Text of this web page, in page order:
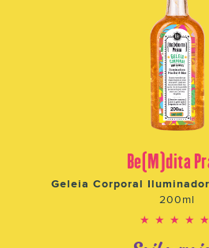
Be(M)dita
Geleia Corporal
200ml
★★★★★